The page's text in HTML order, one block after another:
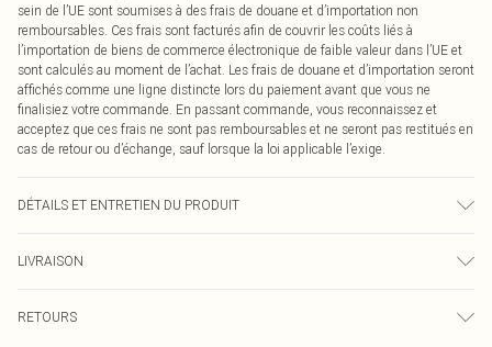
sein de l’UE sont soumises à des frais de douane et d’importation non
remboursables. Ces frais sont facturés afin de couvrir les coûts liés à
l’importation de biens de commerce électronique de faible valeur dans l’UE et
sont calculés au moment de l’achat. Les frais de douane et d’importation seront
affichés comme une ligne distincte lors du paiement avant que vous ne
finalisiez votre commande. En passant commande, vous reconnaissez et
acceptez que ces frais ne sont pas remboursables et ne seront pas restitués en
cas de retour ou d’échange, sauf lorsque la loi applicable l’exige.
DÉTAILS ET ENTRETIEN DU PRODUIT
en machine.- Le mannequin porte une taille 10, taille approximative 1m70 -
1m75.
LIVRAISON
RETOURS